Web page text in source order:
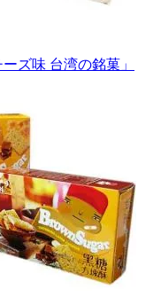
ズ味 台湾の銘菓」